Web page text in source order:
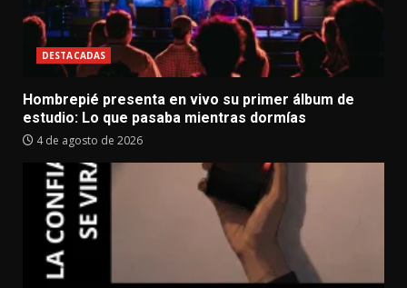
DESTACADAS
Hombrepié presenta en vivo su primer álbum de
estudio: Lo que pasaba mientras dormías
4 de agosto de 2026